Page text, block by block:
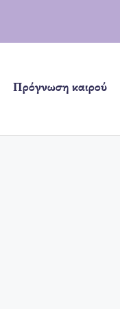
Πρόγνωση καιρού